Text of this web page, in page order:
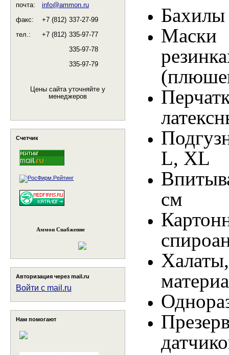
почта:
info@ammon.ru
факс:
+7 (812) 337-27-99
тел.:
+7 (812) 335-97-77
335-97-78
335-97-79
Цены сайта уточняйте у
менеджеров
Счетчик
Аммон Снабжение
Авторизация через mail.ru
Войти с mail.ru
Нам помогают
Маски
L, XL
см